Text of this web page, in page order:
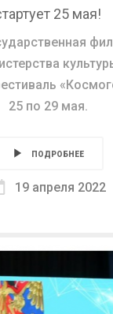
25 мая!
25 по 29 мая.
ПОДРОБНЕЕ
19 апреля 2022